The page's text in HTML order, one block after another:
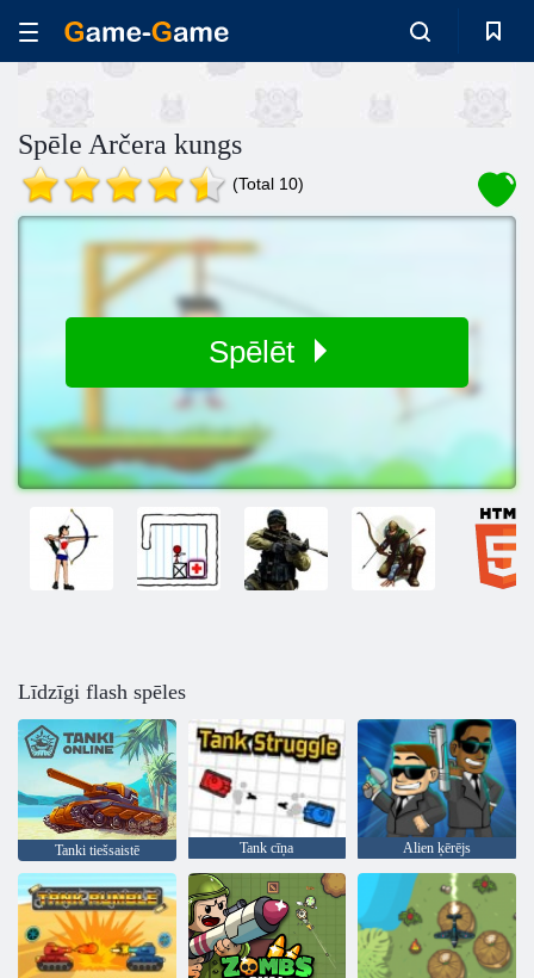
Spēle Arčera kungs
(Total 10)
Spēlēt
Līdzīgi flash spēles
Tanki tiešsaistē Tank cīņa Alien ķērējs